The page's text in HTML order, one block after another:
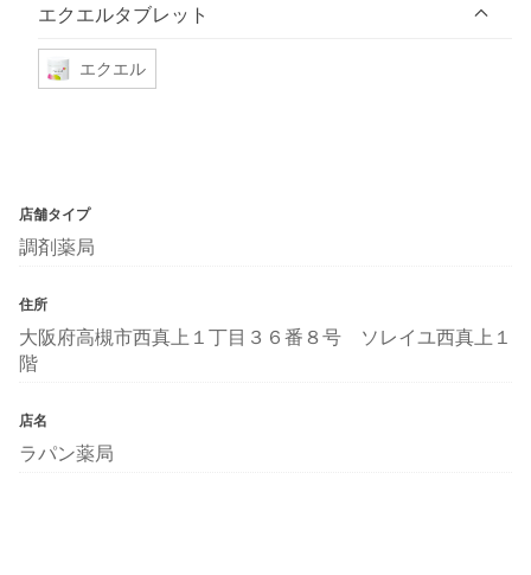
エクエルタブレット
エクエル
店舗タイプ
調剤薬局
住所
大阪府高槻市西真上１丁目３６番８号 ソレイユ西真上１
階
店名
ラパン薬局